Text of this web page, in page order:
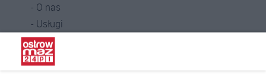
O nas
Usługi
Praca
Warunki korzystania